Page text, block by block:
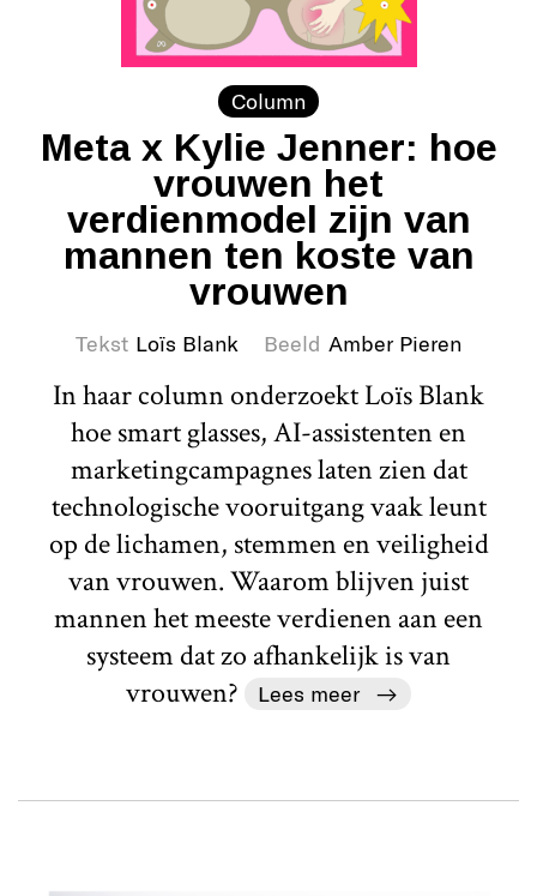
Column
Meta x Kylie Jenner: hoe
vrouwen het
verdienmodel zijn van
mannen ten koste van
vrouwen
Tekst Loïs Blank Beeld Amber Pieren
In haar column onderzoekt Loïs Blank
hoe smart glasses, AI-assistenten en
marketingcampagnes laten zien dat
technologische vooruitgang vaak leunt
op de lichamen, stemmen en veiligheid
van vrouwen. Waarom blijven juist
mannen het meeste verdienen aan een
systeem dat zo afhankelijk is van
vrouwen?
Lees meer